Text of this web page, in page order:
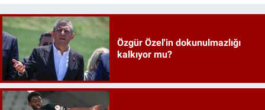
Özgür Özel'in dokunulmazlığı
kalkıyor mu?